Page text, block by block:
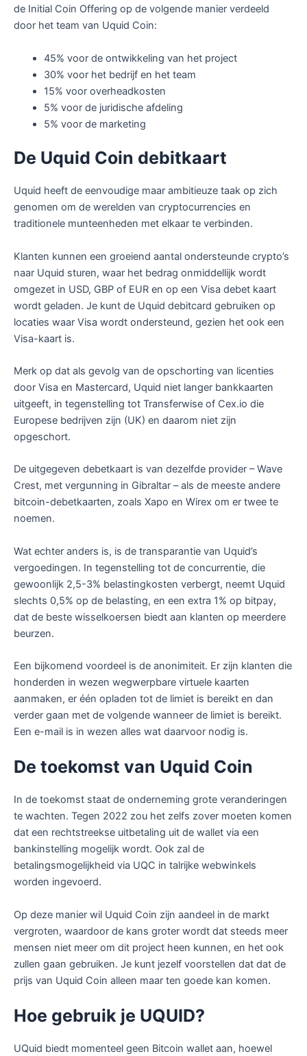
de Initial Coin Offering op de volgende manier verdeeld
door het team van Uquid Coin:
45% voor de ontwikkeling van het project
30% voor het bedrijf en het team
15% voor overheadkosten
5% voor de juridische afdeling
5% voor de marketing
De Uquid Coin debitkaart
Uquid heeft de eenvoudige maar ambitieuze taak op zich
genomen om de werelden van cryptocurrencies en
traditionele munteenheden met elkaar te verbinden.
Klanten kunnen een groeiend aantal ondersteunde crypto’s
naar Uquid sturen, waar het bedrag onmiddellijk wordt
omgezet in USD, GBP of EUR en op een Visa debet kaart
wordt geladen. Je kunt de Uquid debitcard gebruiken op
locaties waar Visa wordt ondersteund, gezien het ook een
Visa-kaart is.
Merk op dat als gevolg van de opschorting van licenties
door Visa en Mastercard, Uquid niet langer bankkaarten
uitgeeft, in tegenstelling tot Transferwise of Cex.io die
Europese bedrijven zijn (UK) en daarom niet zijn
opgeschort.
De uitgegeven debetkaart is van dezelfde provider – Wave
Crest, met vergunning in Gibraltar – als de meeste andere
bitcoin-debetkaarten, zoals Xapo en Wirex om er twee te
noemen.
Wat echter anders is, is de transparantie van Uquid’s
vergoedingen. In tegenstelling tot de concurrentie, die
gewoonlijk 2,5-3% belastingkosten verbergt, neemt Uquid
slechts 0,5% op de belasting, en een extra 1% op bitpay,
dat de beste wisselkoersen biedt aan klanten op meerdere
beurzen.
Een bijkomend voordeel is de anonimiteit. Er zijn klanten die
honderden in wezen wegwerpbare virtuele kaarten
aanmaken, er één opladen tot de limiet is bereikt en dan
verder gaan met de volgende wanneer de limiet is bereikt.
Een e-mail is in wezen alles wat daarvoor nodig is.
De toekomst van Uquid Coin
In de toekomst staat de onderneming grote veranderingen
te wachten. Tegen 2022 zou het zelfs zover moeten komen
dat een rechtstreekse uitbetaling uit de wallet via een
bankinstelling mogelijk wordt. Ook zal de
betalingsmogelijkheid via UQC in talrijke webwinkels
worden ingevoerd.
Op deze manier wil Uquid Coin zijn aandeel in de markt
vergroten, waardoor de kans groter wordt dat steeds meer
mensen niet meer om dit project heen kunnen, en het ook
zullen gaan gebruiken. Je kunt jezelf voorstellen dat dat de
prijs van Uquid Coin alleen maar ten goede kan komen.
Hoe gebruik je UQUID?
UQuid biedt momenteel geen Bitcoin wallet aan, hoewel